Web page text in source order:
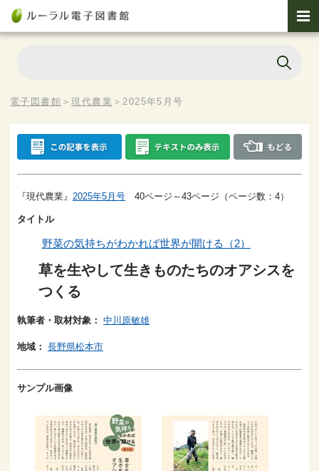
電子図書館 ＞現代農業 ＞2025年5月号
『現代農業』 2025年5月号 40ページ～43ページ（ページ数：4）
タイトル
野菜の気持ちがわかれば世界が開ける（2）
草を生やして生きものたちのオアシスを
つくる
執筆者・取材対象： 中川原敏雄
地域： 長野県松本市
サンプル画像